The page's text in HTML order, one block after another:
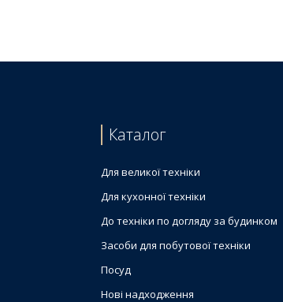
Каталог
Для великої техніки
Для кухонної техніки
До техніки по догляду за будинком
Засоби для побутової техніки
Посуд
Нові надходження